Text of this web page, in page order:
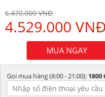
6.470.000 VNĐ
4.529.000 VNĐ
MUA NGAY
Gọi mua hàng (8:00 - 21:00): 1800